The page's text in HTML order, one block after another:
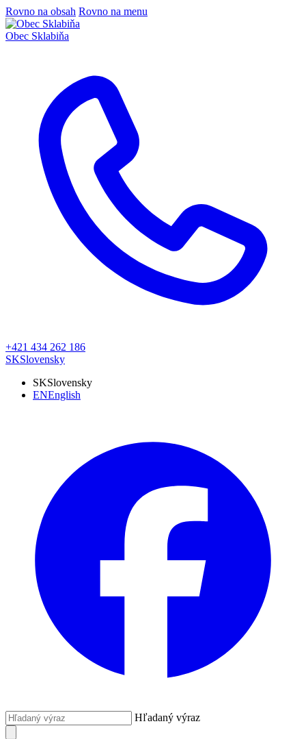
Rovno na obsah Rovno na menu
Obec Sklabiňa
+421 434 262 186
SKSlovensky
SKSlovensky
ENEnglish
Hľadaný výraz